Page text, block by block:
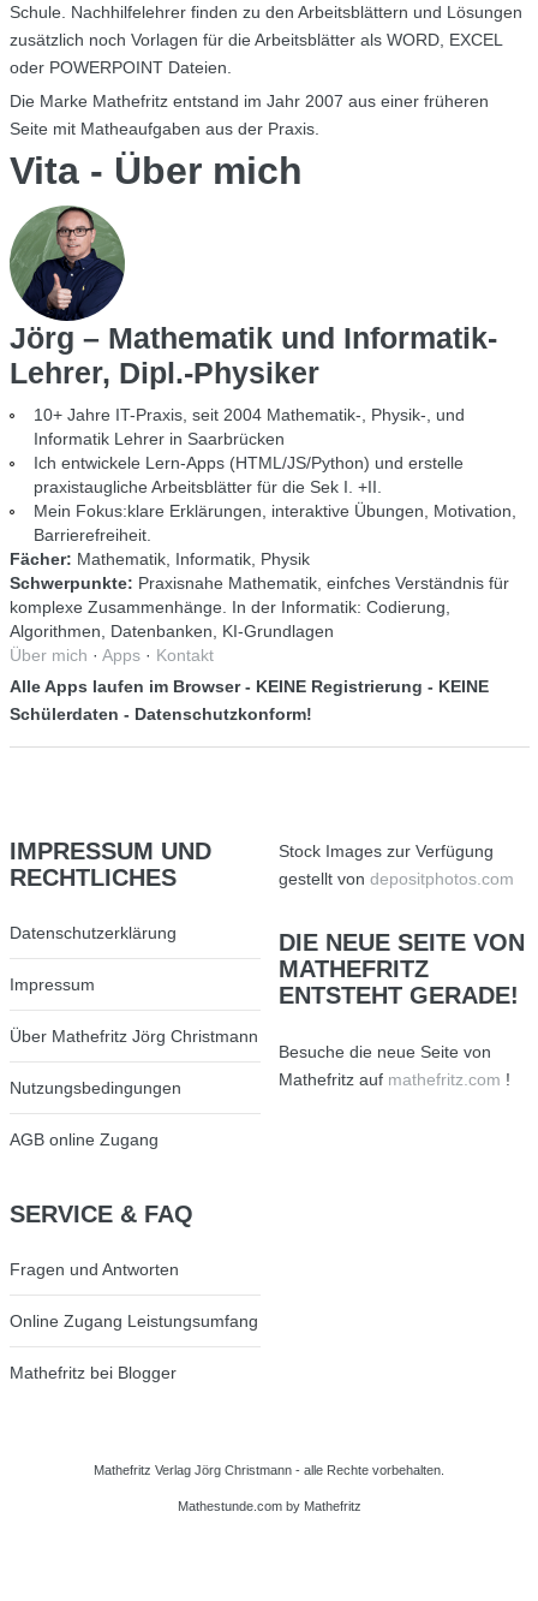
Schule. Nachhilfelehrer finden zu den Arbeitsblättern und Lösungen
zusätzlich noch Vorlagen für die Arbeitsblätter als WORD, EXCEL
oder POWERPOINT Dateien.
Die Marke Mathefritz entstand im Jahr 2007 aus einer früheren
Seite mit Matheaufgaben aus der Praxis.
Vita - Über mich
Jörg – Mathematik und Informatik-
Lehrer, Dipl.-Physiker
10+ Jahre IT-Praxis, seit 2004 Mathematik-, Physik-, und
Informatik Lehrer in Saarbrücken
Ich entwickele Lern-Apps (HTML/JS/Python) und erstelle
praxistaugliche Arbeitsblätter für die Sek I. +II.
Mein Fokus:klare Erklärungen, interaktive Übungen, Motivation,
Barrierefreiheit.
Fächer: Mathematik, Informatik, Physik
Schwerpunkte: Praxisnahe Mathematik, einfches Verständnis für
komplexe Zusammenhänge. In der Informatik: Codierung,
Algorithmen, Datenbanken, KI-Grundlagen
Über mich · Apps· Kontakt
Alle Apps laufen im Browser - KEINE Registrierung - KEINE
Schülerdaten - Datenschutzkonform!
IMPRESSUM UND
RECHTLICHES
Datenschutzerklärung
Impressum
Über Mathefritz Jörg Christmann
Nutzungsbedingungen
AGB online Zugang
SERVICE& FAQ
Fragen und Antworten
Online Zugang Leistungsumfang
Mathefritz bei Blogger
Stock Images zur Verfügung
gestellt von depositphotos.com
DIENEUE SEITE VON
MATHEFRITZ
ENTSTEHT GERADE!
Besuche die neue Seite von
Mathefritz auf mathefritz.com !
Mathefritz Verlag Jörg Christmann - alle Rechte vorbehalten.
Mathestunde.comby Mathefritz